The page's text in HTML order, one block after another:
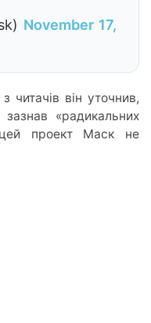
November 17,
читачів він уточнив,
«радикальних
проект Маск не